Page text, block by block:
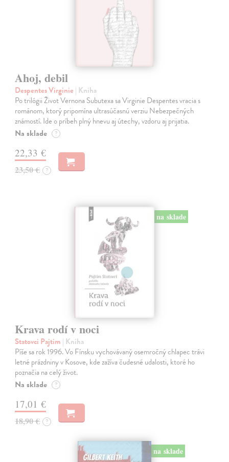
Ahoj, debil
Despentes Virginie | Kniha
Po trilógii Život Vernona Subutexa sa Virginie Despentes vracia s
románom, ktorý pripomína ultrasúčasnú verziu Nebezpečných
známostí. Ide o príbeh plný hnevu aj útechy, vzdoru aj prijatia.
Na sklade ?
22,33 €
23,50 € ?
na sklade
Krava rodí v noci
Statovci Pajtim | Kniha
Píše sa rok 1996. Vo Fínsku vychovávaný osemročný chlapec trávi
letné prázdniny v Kosove, kde zažíva čudesné udalosti, ktoré ho
poznačia na celý život.
Na sklade ?
17,01 €
18,90 € ?
na sklade